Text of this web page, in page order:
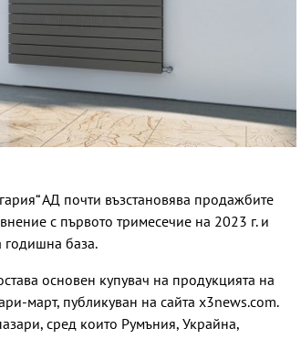
АД почти възстановява продажбите
с първото тримесечие на 2023 г. и
годишна база.
основен купувач на продукцията на
март, публикуван на сайта x3news.com.
сред които Румъния, Украйна,